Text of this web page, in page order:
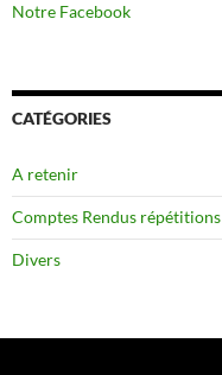
Notre Facebook
CATÉGORIES
A retenir
Comptes Rendus répétitions
Divers